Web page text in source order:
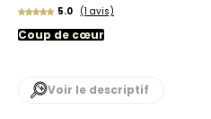
5.0 (1 avis)
Coup de cœur
Voir le descriptif